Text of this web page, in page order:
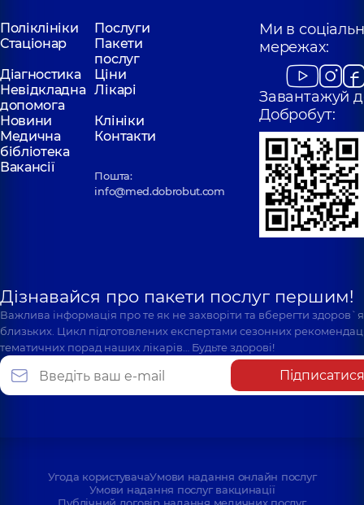
Поліклініки
Послуги
Стаціонар
Пакети
послуг
Діагностика
Ціни
Невідкладна
допомога
Лікарі
Новини
Клініки
Медична
бібліотека
Контакти
Вакансії
Пошта:
info@med.dobrobut.com
Ми в
мережах:
Завантажуй
Добробут:
Дізнавайся про пакети послуг першим!
Важлива інформація про те як не захворіти та вберегти
близьких. Цикл підготовлених експертами сезонних
тематичних порад наших лікарів… Будьте здорові!
Підписатися
Угода користувачаУмови надання онлайн послуг
Умови надання послуг вакцинації